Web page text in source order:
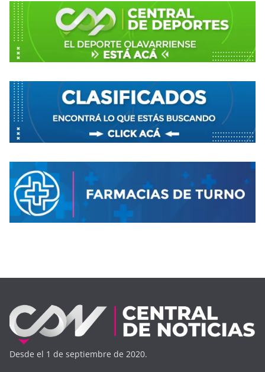
Desde el 1 de septiembre de 2020.